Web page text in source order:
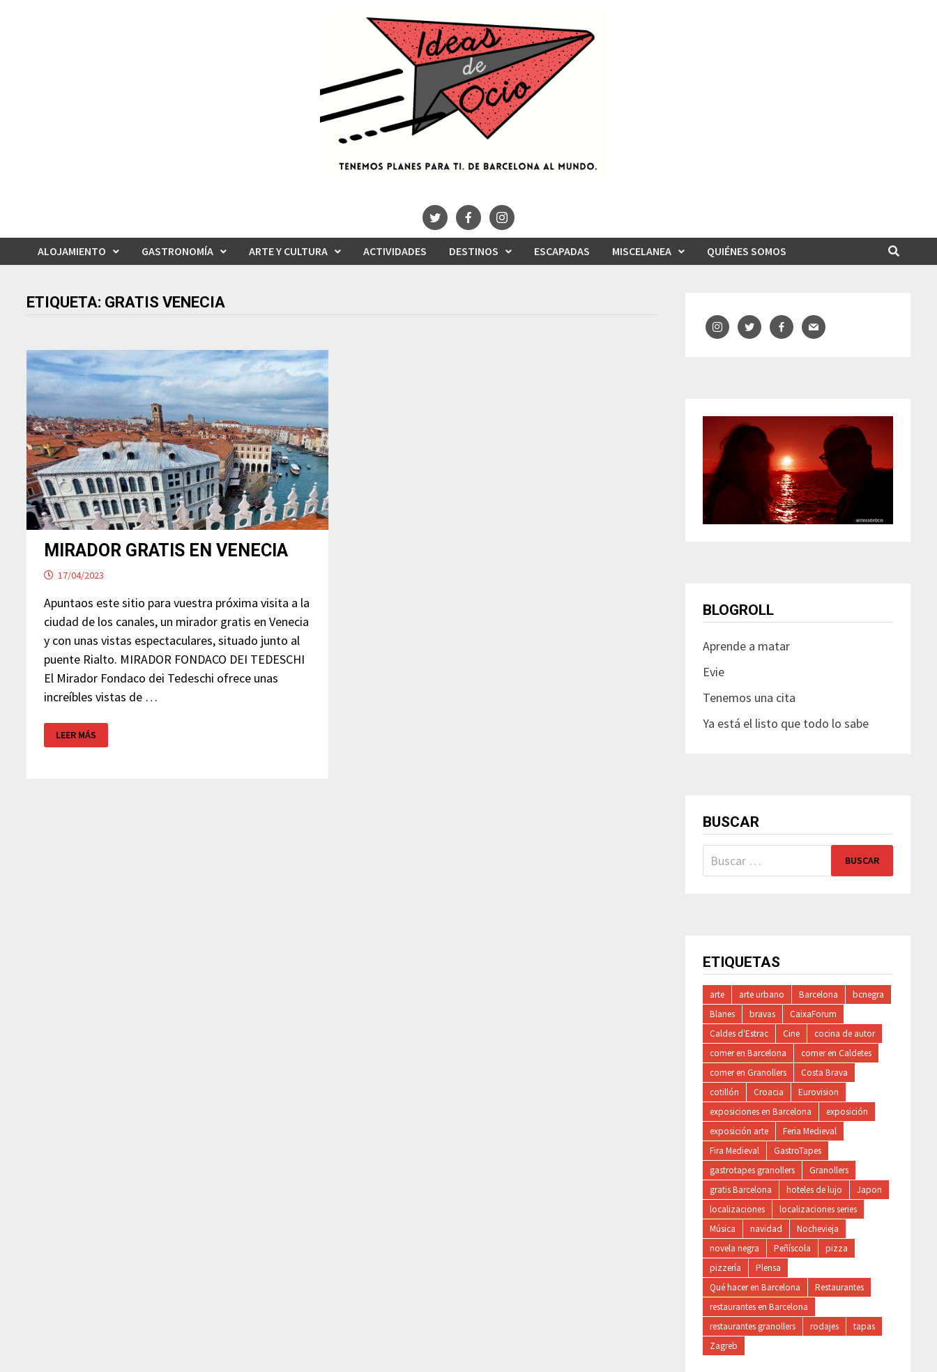
ALOJAMIENTO GASTRONOMÍA ARTE Y CULTURA ACTIVIDADES DESTINOS ESCAPADAS MISCELANEA QUIÉNES SOMOS
ETIQUETA: GRATIS VENECIA
MIRADOR GRATIS EN VENECIA
17/04/2023
Apuntaos este sitio para vuestra próxima visita a la
ciudad de los canales, un mirador gratis en Venecia
y con unas vistas espectaculares, situado junto al
puente Rialto. MIRADOR FONDACO DEI TEDESCHI
El Mirador Fondaco dei Tedeschi ofrece unas
increíbles vistas de …
MIRADOR
GRATIS
EN
LEER MÁS
BLOGROLL
Aprende a matar
Evie
Tenemos una cita
Ya está el listo que todo lo sabe
BUSCAR
Buscar:
ETIQUETAS
arte arte urbano Barcelona
bcnegra
Blanes
bravas
CaixaForum
Caldes d'Estrac
Cine
cocina de autor
comer en Barcelona
comer en Caldetes
comer en Granollers
Costa Brava
cotillón
Croacia
Eurovision
exposiciones en Barcelona
exposición
exposición arte
Feria Medieval
Fira Medieval
GastroTapes
gastrotapes granollers
Granollers
gratis Barcelona
hoteles de lujo
Japon
localizaciones
localizaciones series
Música
navidad
Nochevieja
novela negra
Peñíscola
pizza
pizzería
Plensa
Qué hacer en Barcelona
Restaurantes
restaurantes en Barcelona
restaurantes granollers
rodajes
tapas
Zagreb